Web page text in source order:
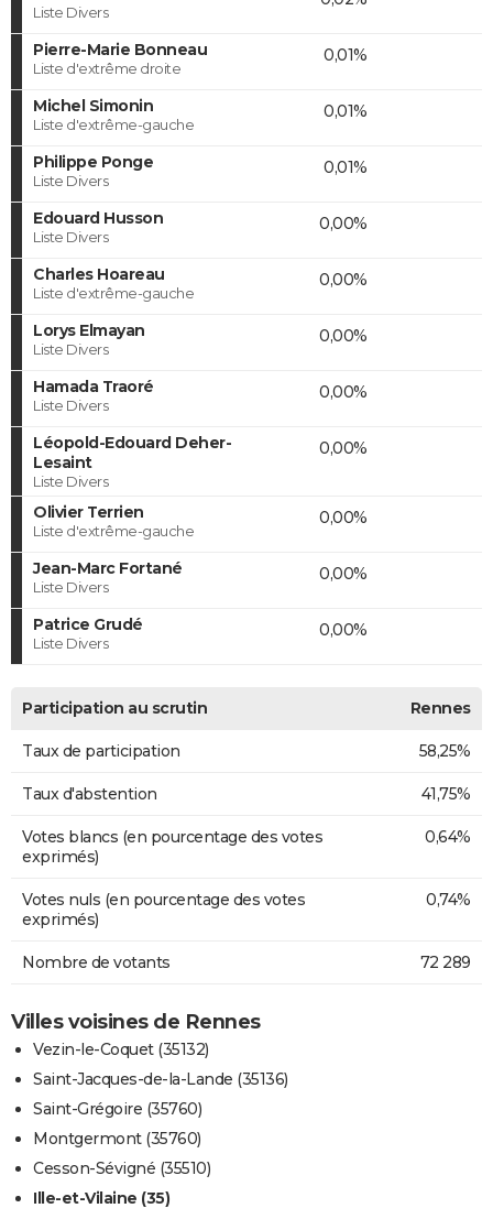
Liste Divers
Pierre-Marie Bonneau
Liste d'extrême droite
0,01%
Michel Simonin
Liste d'extrême-gauche
0,01%
Philippe Ponge
Liste Divers
0,01%
Edouard Husson
Liste Divers
0,00%
Charles Hoareau
Liste d'extrême-gauche
0,00%
Lorys Elmayan
Liste Divers
0,00%
Hamada Traoré
Liste Divers
0,00%
Léopold-Edouard Deher-
Lesaint
Liste Divers
0,00%
Olivier Terrien
Liste d'extrême-gauche
0,00%
Jean-Marc Fortané
Liste Divers
0,00%
Patrice Grudé
Liste Divers
0,00%
Participation au scrutin Rennes
Taux de participation 58,25%
Taux d'abstention 41,75%
Votes blancs (en pourcentage des votes
exprimés)
0,64%
Votes nuls (en pourcentage des votes
exprimés)
0,74%
Nombre de votants 72 289
Villes voisines de Rennes
Vezin-le-Coquet (35132)
Saint-Jacques-de-la-Lande (35136)
Saint-Grégoire (35760)
Montgermont (35760)
Cesson-Sévigné (35510)
Ille-et-Vilaine (35)